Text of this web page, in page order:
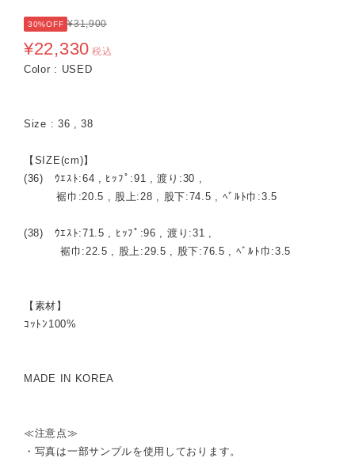
30%OFF ¥31,900
¥22,330 税込
Color : USED
Size : 36 , 38
【SIZE(cm)】
(36) ｳｴｽﾄ:64 , ﾋｯﾌﾟ:91 , 渡り:30 ,
裾巾:20.5 , 股上:28 , 股下:74.5 , ﾍﾞﾙﾄ巾:3.5
(38) ｳｴｽﾄ:71.5 , ﾋｯﾌﾟ:96 , 渡り:31 ,
裾巾:22.5 , 股上:29.5 , 股下:76.5 , ﾍﾞﾙﾄ巾:3.5
【素材】
ｺｯﾄﾝ100%
MADE IN KOREA
≪注意点≫
・写真は一部サンプルを使用しております。